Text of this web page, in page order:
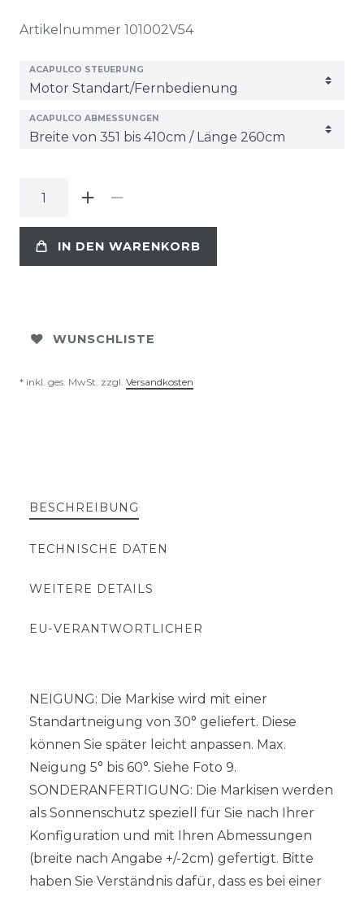
Artikelnummer 101002V54
ACAPULCO STEUERUNG
ACAPULCO ABMESSUNGEN
IN DEN WARENKORB
WUNSCHLISTE
* inkl. ges. MwSt. zzgl. Versandkosten
BESCHREIBUNG
TECHNISCHE DATEN
WEITERE DETAILS
EU-VERANTWORTLICHER
NEIGUNG: Die Markise wird mit einer
Standartneigung von 30° geliefert. Diese
können Sie später leicht anpassen. Max.
Neigung 5° bis 60°. Siehe Foto 9.
SONDERANFERTIGUNG: Die Markisen werden
als Sonnenschutz speziell für Sie nach Ihrer
Konfiguration und mit Ihren Abmessungen
(breite nach Angabe +/-2cm) gefertigt. Bitte
haben Sie Verständnis dafür, dass es bei einer